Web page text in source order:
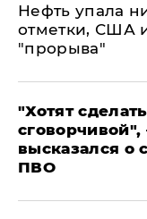
Нефть упала
отметки, США
"прорыва"
​"Хотят
высказался о
ПВО